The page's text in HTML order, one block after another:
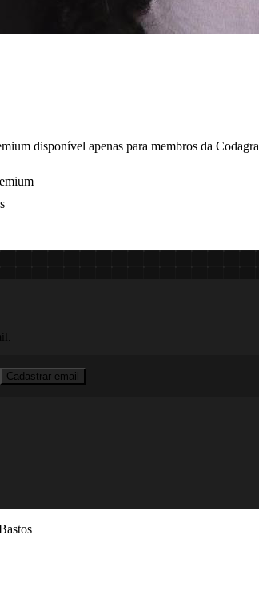
disponível apenas para membros da Codagra
Cadastrar email